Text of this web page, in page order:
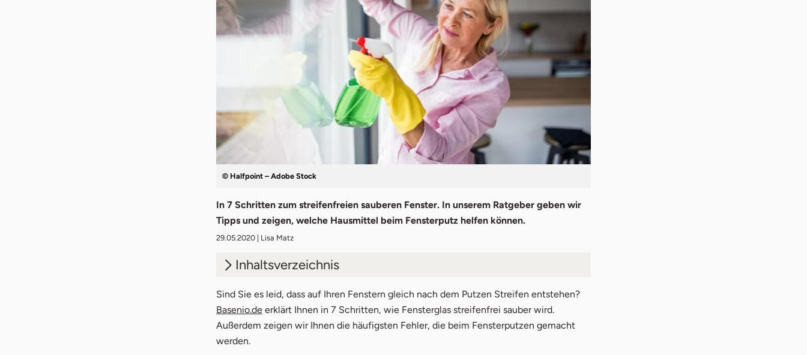
© Halfpoint – Adobe Stock
In 7 Schritten zum streifenfreien sauberen Fenster. In unserem Ratgeber geben wir
Tipps und zeigen, welche Hausmittel beim Fensterputz helfen können.
29.05.2020 | Lisa Matz
Inhaltsverzeichnis
1. Fenster streifenfrei putzen
Fehler beim Fensterputzen
3. Hausmittel für den Fensterputz
Sind Sie es leid, dass auf Ihren Fenstern gleich nach dem Putzen Streifen entstehen?
Basenio.de erklärt Ihnen in 7 Schritten, wie Fensterglas streifenfrei sauber wird.
Außerdem zeigen wir Ihnen die häufigsten Fehler, die beim Fensterputzen gemacht
werden.